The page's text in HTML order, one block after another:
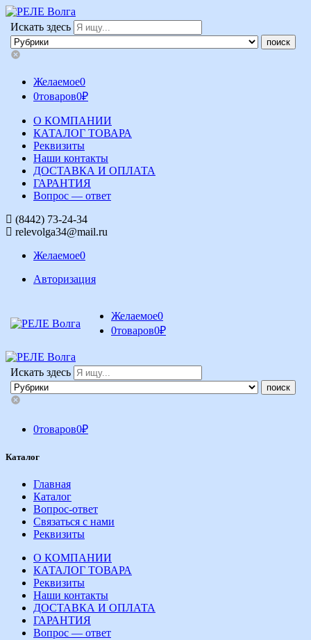
Искать здесь
Желаемое0
0товаров0₽
О КОМПАНИИ
КАТАЛОГ ТОВАРА
Реквизиты
Наши контакты
ДОСТАВКА И ОПЛАТА
ГАРАНТИЯ
Вопрос — ответ
(8442) 73-24-34
relevolga34@mail.ru
Желаемое0
Авторизация
Желаемое0
0товаров0₽
Искать здесь
0товаров0₽
Каталог
Главная
Каталог
Вопрос-ответ
Связаться с нами
Реквизиты
О КОМПАНИИ
КАТАЛОГ ТОВАРА
Реквизиты
Наши контакты
ДОСТАВКА И ОПЛАТА
ГАРАНТИЯ
Вопрос — ответ